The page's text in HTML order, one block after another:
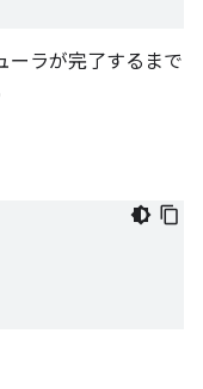
ーラが完了するまで